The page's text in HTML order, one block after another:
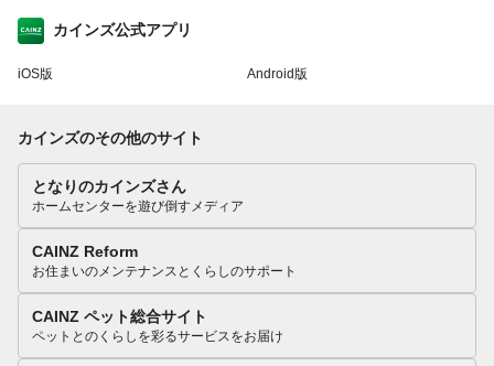
カインズ公式アプリ
iOS版 Android版
カインズのその他のサイト
となりのカインズさん
ホームセンターを遊び倒すメディア
CAINZ Reform
お住まいのメンテナンスとくらしのサポート
CAINZ ペット総合サイト
ペットとのくらしを彩るサービスをお届け